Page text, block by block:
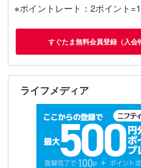
※ポイントレート：2ポイント
すぐたま無料会員登録（入会
ライフメディア